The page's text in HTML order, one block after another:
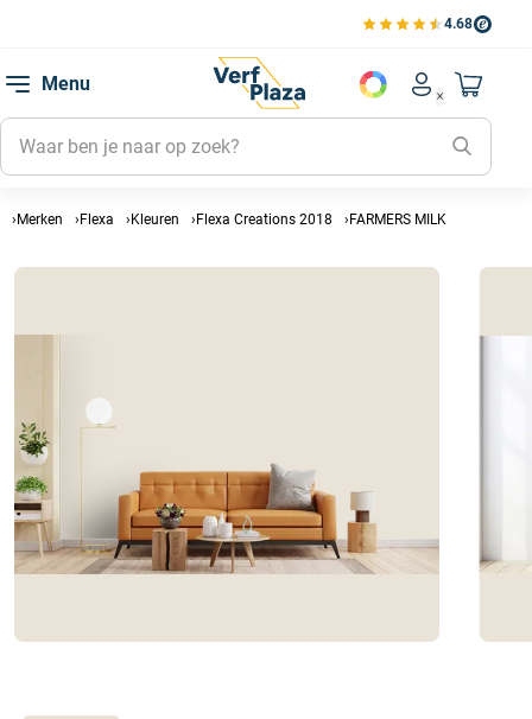
4.68
Bekijk de verfplaza
Menu
Account
Mijn
Mijn
Mijn
Naar
Merken Flexa Kleuren Flexa Creations 2018 FARMERS MILK